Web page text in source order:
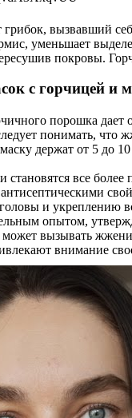
вызвавший
уменьшает
покровы.
с горчицей и
порошка
понимать,
держат от 5 до
становятся все
и укреплению
опытом,
вызывать
внимание